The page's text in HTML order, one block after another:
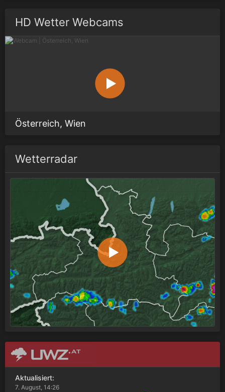
HD Wetter Webcams
Österreich, Wien
Wetterradar
Aktualisiert:
7. August, 14:26